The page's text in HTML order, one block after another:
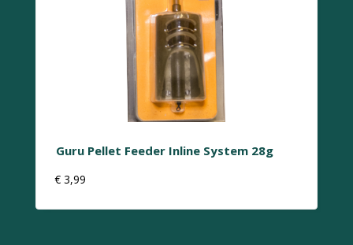
Guru Pellet Feeder Inline System 28g
€ 3,99